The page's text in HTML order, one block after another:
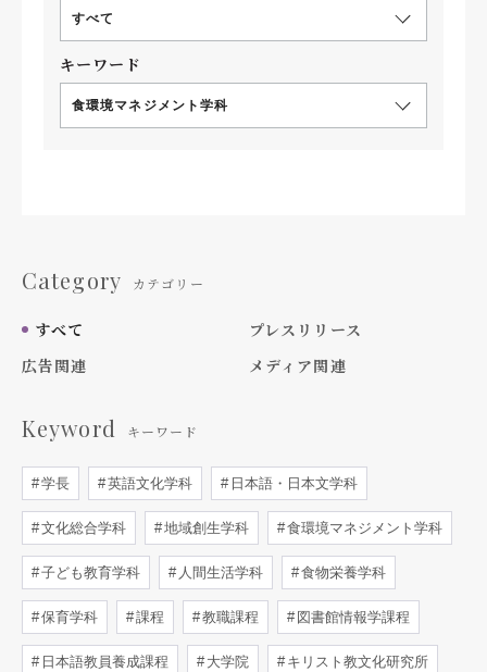
すべて
キーワード
食環境マネジメント学科
Category カテゴリー
すべて
プレスリリース
広告関連
メディア関連
Keyword キーワード
学長 英語文化学科 日本語・日本文学科
文化総合学科 地域創生学科 食環境マネジメント学科
子ども教育学科 人間生活学科 食物栄養学科
保育学科 課程 教職課程 図書館情報学課程
日本語教員養成課程 大学院 キリスト教文化研究所